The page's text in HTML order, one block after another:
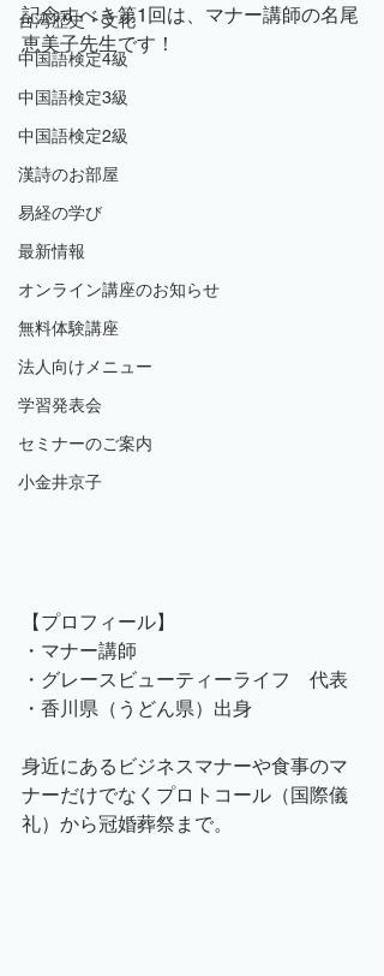
台湾歴史・文化
中国語検定4級
中国語検定3級
中国語検定2級
漢詩のお部屋
易経の学び
最新情報
オンライン講座のお知らせ
無料体験講座
法人向けメニュー
学習発表会
セミナーのご案内
小金井京子
記念すべき第1回は、マナー講師の名尾
恵美子先生です！
【プロフィール】
・マナー講師
・グレースビューティーライフ　代表
・香川県（うどん県）出身
身近にあるビジネスマナーや食事のマ
ナーだけでなくプロトコール（国際儀
礼）から冠婚葬祭まで。